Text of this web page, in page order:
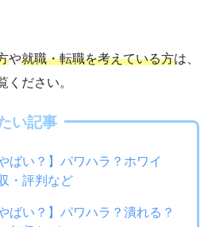
や就職・転職を考えている方は、
ください。
い記事
ばい？】パワハラ？ホワイ
・評判など
ばい？】パワハラ？潰れる？